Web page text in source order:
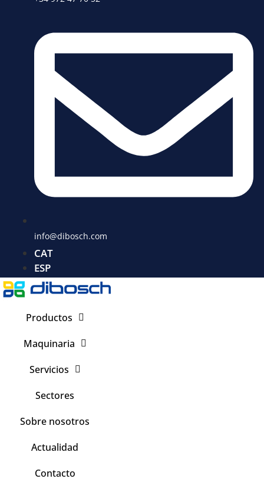
info@dibosch.com
CAT
ESP
Productos
Maquinaria
Servicios
Sectores
Sobre nosotros
Actualidad
Contacto